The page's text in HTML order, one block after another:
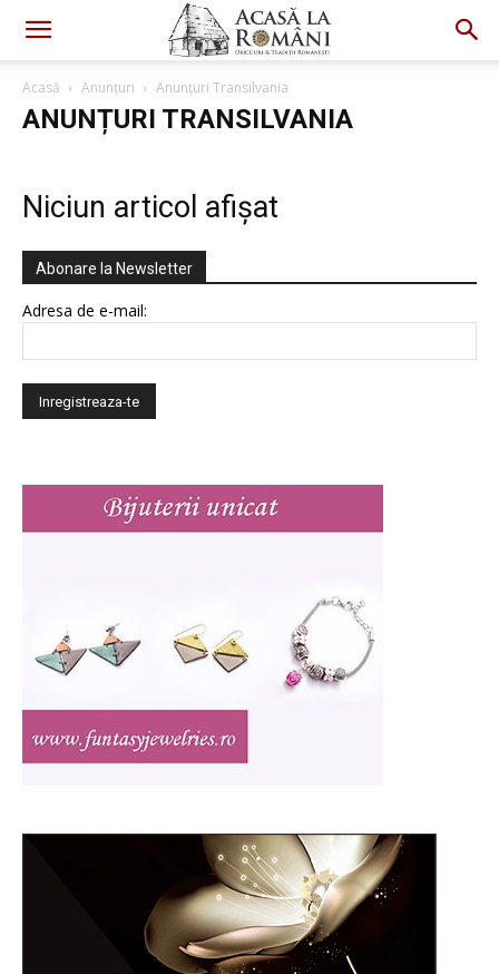
Acasă Anunțuri Anunțuri Transilvania
ANUNȚURI TRANSILVANIA
Niciun articol afișat
Abonare la Newsletter
Adresa de e-mail: